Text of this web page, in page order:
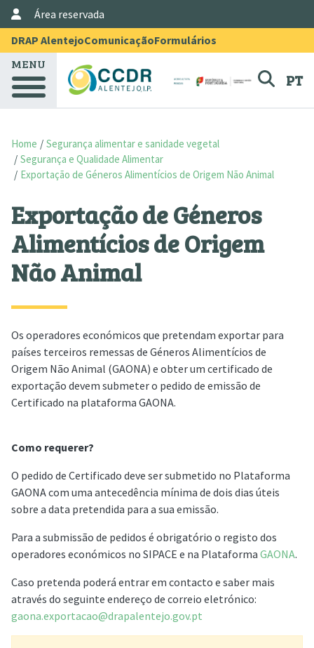
Skip to main content
Menu Topo
DRAP AlentejoComunicaçãoFormulários
User Account Menu
Área reservada
MENU
PT
Home
Segurança alimentar e sanidade vegetal
Segurança e Qualidade Alimentar
Exportação de Géneros Alimentícios de Origem Não Animal
Exportação de Géneros
Alimentícios de Origem
Não Animal
Os operadores económicos que pretendam exportar para
países terceiros remessas de Géneros Alimentícios de
Origem Não Animal (GAONA) e obter um certificado de
exportação devem submeter o pedido de emissão de
Certificado na plataforma GAONA.
Como requerer?
O pedido de Certificado deve ser submetido no Plataforma
GAONA com uma antecedência mínima de dois dias úteis
sobre a data pretendida para a sua emissão.
Para a submissão de pedidos é obrigatório o registo dos
operadores económicos no SIPACE e na Plataforma GAONA.
Caso pretenda poderá entrar em contacto e saber mais
através do seguinte endereço de correio eletrónico:
gaona.exportacao@drapalentejo.gov.pt